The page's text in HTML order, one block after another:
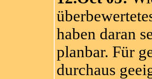
haben daran
planbar. Für
durchaus